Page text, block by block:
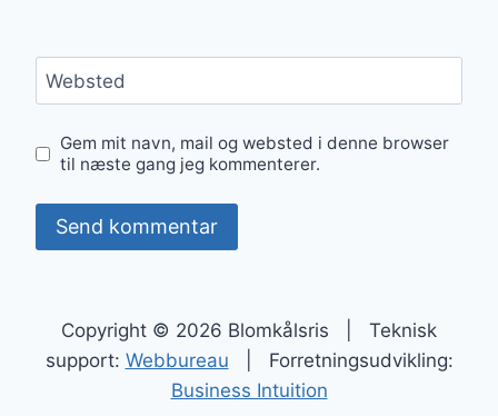
Websted
Gem mit navn, mail og websted i denne browser
til næste gang jeg kommenterer.
Copyright © 2026 Blomkålsris | Teknisk
support: Webbureau | Forretningsudvikling:
Business Intuition